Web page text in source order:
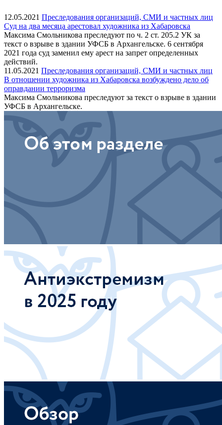
12.05.2021 Преследования организаций, СМИ и частных лиц
Суд на два месяца арестовал художника из Хабаровска
Максима Смольникова преследуют по ч. 2 ст. 205.2 УК за
текст о взрыве в здании УФСБ в Архангельске. 6 сентября
2021 года суд заменил ему арест на запрет определенных
действий.
11.05.2021 Преследования организаций, СМИ и частных лиц
В отношении художника из Хабаровска возбуждено дело об
оправдании терроризма
Максима Смольникова преследуют за текст о взрыве в здании
УФСБ в Архангельске.